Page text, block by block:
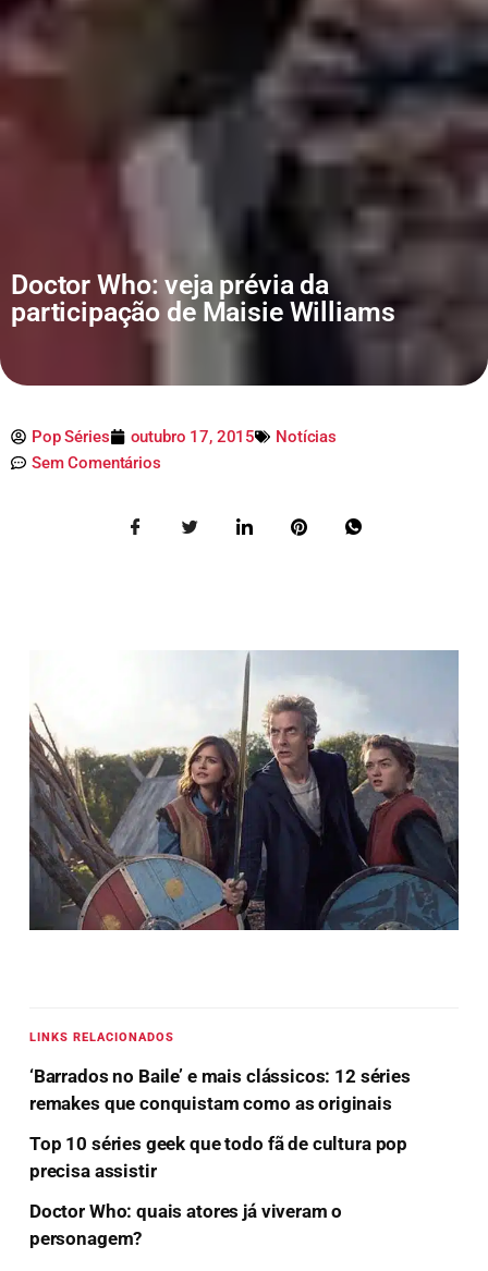
Doctor Who: veja prévia da
participação de Maisie Williams
Pop Séries outubro 17, 2015
Notícias
Sem Comentários
LINKS RELACIONADOS
‘Barrados no Baile’ e mais clássicos: 12 séries
remakes que conquistam como as originais
Top 10 séries geek que todo fã de cultura pop
precisa assistir
Doctor Who: quais atores já viveram o
personagem?